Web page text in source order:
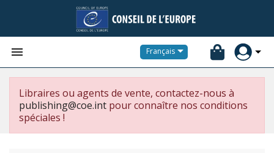
 Français
Libraires ou agents de vente, contactez-nous à
publishing@coe.int pour connaître nos conditions
spéciales !